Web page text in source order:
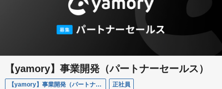
【yamory】事業開発（パートナーセールス）
【yamory】事業開発（パートナーセールス） 正社員